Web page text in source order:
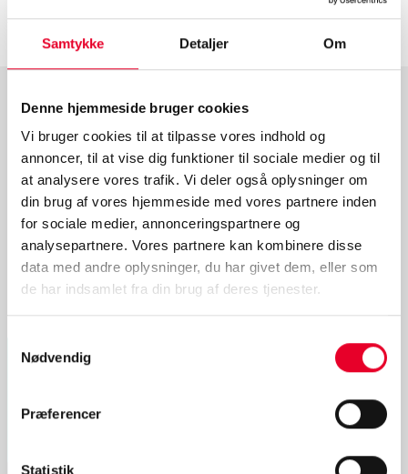
Samtykke Detaljer Om
Denne hjemmeside bruger cookies
Vi bruger cookies til at tilpasse vores indhold og
annoncer, til at vise dig funktioner til sociale medier og til
at analysere vores trafik. Vi deler også oplysninger om
din brug af vores hjemmeside med vores partnere inden
for sociale medier, annonceringspartnere og
analysepartnere. Vores partnere kan kombinere disse
data med andre oplysninger, du har givet dem, eller som
de har indsamlet fra din brug af deres tjenester.
Nødvendig
Præferencer
Statistik
VI ser frem til at møde jer!
Flere indlæg